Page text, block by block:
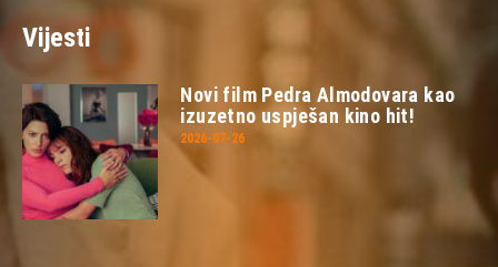
Vijesti
Novi film Pedra Almodovara kao
izuzetno uspješan kino hit!
2026-07-26